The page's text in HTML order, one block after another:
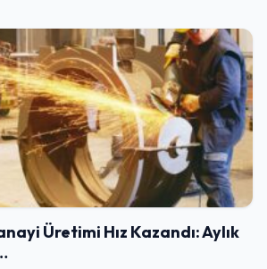
Üretimi Hız Kazandı: Aylık
E-posta